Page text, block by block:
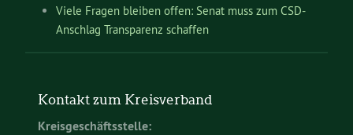
Viele Fragen bleiben offen: Senat muss zum CSD-
Anschlag Transparenz schaffen
Kontakt zum Kreisverband
Kreisgeschäftsstelle: